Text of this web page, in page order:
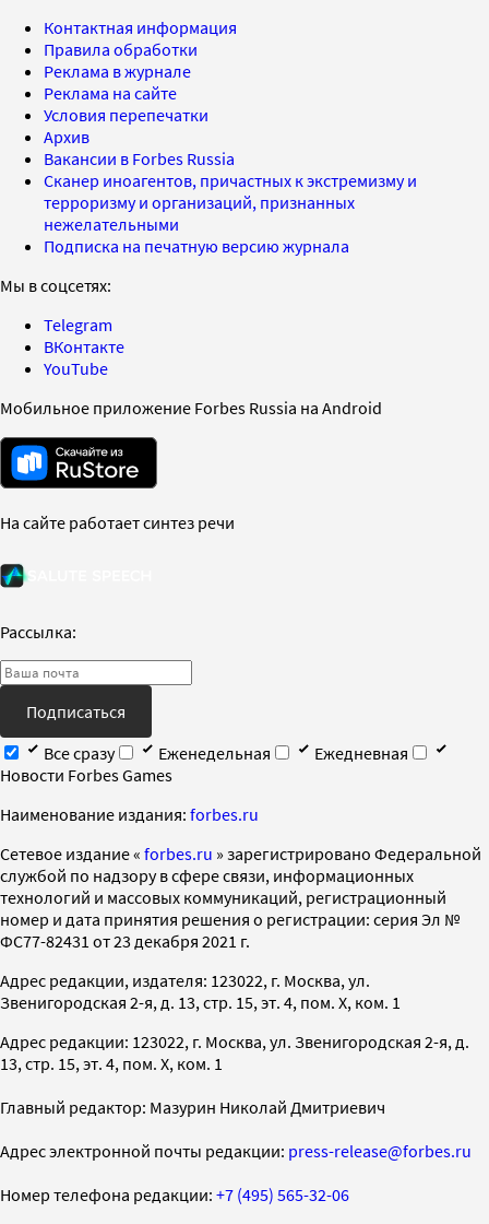
Контактная информация
Правила обработки
Реклама в журнале
Реклама на сайте
Условия перепечатки
Архив
Вакансии в Forbes Russia
Сканер иноагентов, причастных к экстремизму и
терроризму и организаций, признанных
нежелательными
Подписка на печатную версию журнала
Мы в соцсетях:
Telegram
ВКонтакте
YouTube
Мобильное приложение Forbes Russia на Android
На сайте работает синтез речи
Рассылка:
Подписаться
Все сразу
Еженедельная
Ежедневная
Новости Forbes Games
Наименование издания: forbes.ru
Cетевое издание « forbes.ru » зарегистрировано Федеральной
службой по надзору в сфере связи, информационных
технологий и массовых коммуникаций, регистрационный
номер и дата принятия решения о регистрации: серия Эл №
ФС77-82431 от 23 декабря 2021 г.
Адрес редакции, издателя: 123022, г. Москва, ул.
Звенигородская 2-я, д. 13, стр. 15, эт. 4, пом. X, ком. 1
Адрес редакции: 123022, г. Москва, ул. Звенигородская 2-я, д.
13, стр. 15, эт. 4, пом. X, ком. 1
Главный редактор: Мазурин Николай Дмитриевич
Адрес электронной почты редакции: press-release@forbes.ru
Номер телефона редакции: +7 (495) 565-32-06